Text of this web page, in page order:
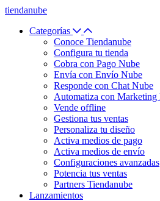
tiendanube
Categorías
Conoce Tiendanube
Configura tu tienda
Cobra con Pago Nube
Envía con Envío Nube
Responde con Chat Nube
Automatiza con Marketing
Vende offline
Gestiona tus ventas
Personaliza tu diseño
Activa medios de pago
Activa medios de envío
Configuraciones avanzadas
Potencia tus ventas
Partners Tiendanube
Lanzamientos